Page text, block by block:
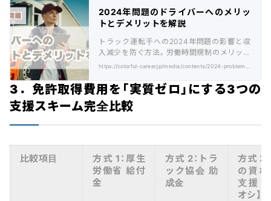
2024年問題のドライバーへのメリッ
トとデメリットを解説
トラック運転手への2024年問題の影響と収
入減少を防ぐ方法。労働時間規制のメリット
と給与アップの具体策を解説。
3．免許取得費用を「実質ゼロ」にする3つの
支援スキーム完全比較
比較項目
方式 1：厚生
労働省 給付
金
方式 2：トラ
ック協会 助
成金
方式 3
の資
支援
オシ】